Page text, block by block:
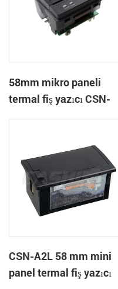
58mm mikro paneli
termal fiş yazıcı CSN-
CSN-A2L 58 mm mini
panel termal fiş yazıcı